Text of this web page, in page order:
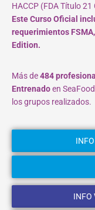
HACCP (FDA Título
Este Curso Oficial
requerimientos
Edition.
Más de484
Entrenadoen
los grupos realizados.
INFO